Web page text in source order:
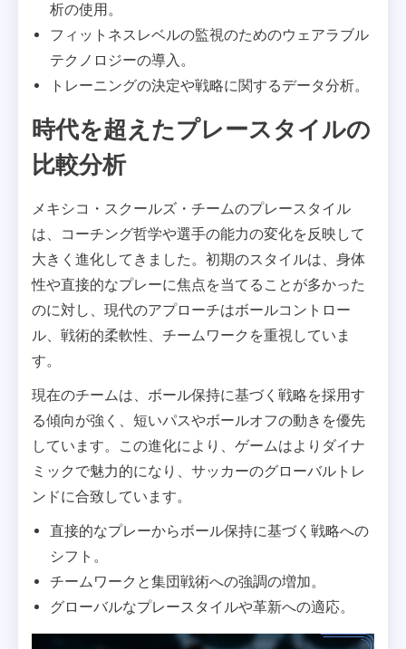
析の使用。
フィットネスレベルの監視のためのウェアラブル
テクノロジーの導入。
トレーニングの決定や戦略に関するデータ分析。
時代を超えたプレースタイルの
比較分析
メキシコ・スクールズ・チームのプレースタイル
は、コーチング哲学や選手の能力の変化を反映して
大きく進化してきました。初期のスタイルは、身体
性や直接的なプレーに焦点を当てることが多かった
のに対し、現代のアプローチはボールコントロー
ル、戦術的柔軟性、チームワークを重視していま
す。
現在のチームは、ボール保持に基づく戦略を採用す
る傾向が強く、短いパスやボールオフの動きを優先
しています。この進化により、ゲームはよりダイナ
ミックで魅力的になり、サッカーのグローバルトレ
ンドに合致しています。
直接的なプレーからボール保持に基づく戦略への
シフト。
チームワークと集団戦術への強調の増加。
グローバルなプレースタイルや革新への適応。